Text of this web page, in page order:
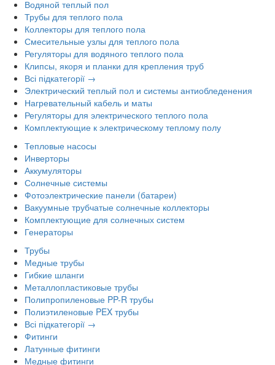
Водяной теплый пол
Трубы для теплого пола
Коллекторы для теплого пола
Смесительные узлы для теплого пола
Регуляторы для водяного теплого пола
Клипсы, якоря и планки для крепления труб
Всі підкатегорії →
Электрический теплый пол и системы антиобледенения
Нагревательный кабель и маты
Регуляторы для электрического теплого пола
Комплектующие к электрическому теплому полу
Тепловые насосы
Инверторы
Аккумуляторы
Солнечные системы
Фотоэлектрические панели (батареи)
Вакуумные трубчатые солнечные коллекторы
Комплектующие для солнечных систем
Генераторы
Трубы
Медные трубы
Гибкие шланги
Металлопластиковые трубы
Полипропиленовые PP-R трубы
Полиэтиленовые PEX трубы
Всі підкатегорії →
Фитинги
Латунные фитинги
Медные фитинги